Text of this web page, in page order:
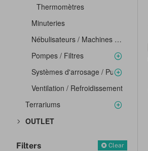
Thermomètres
Minuteries
Nébulisateurs / Machines à brume
Pompes / Filtres
Systèmes d'arrosage / Pulvérisateurs portatifs
Ventilation / Refroidissement
Terrariums
OUTLET
Filters Clear